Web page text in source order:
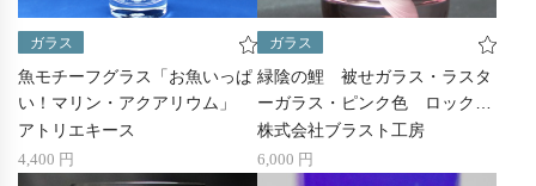
ガラス
魚モチーフグラス「お魚いっぱ
い！マリン・アクアリウム」
アトリエキース
4,400 円
ガラス
緑陰の鯉 被せガラス・ラスタ
ーガラス・ピンク色 ロックグ
ラス
株式会社ブラスト工房
6,000 円